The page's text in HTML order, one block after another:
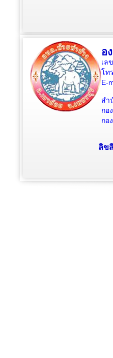
อ
เล
โท
E-
สำ
กอ
กอ
ลิข